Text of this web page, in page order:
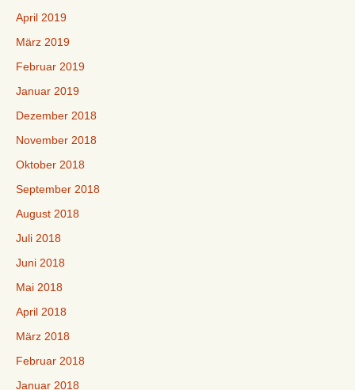
April 2019
März 2019
Februar 2019
Januar 2019
Dezember 2018
November 2018
Oktober 2018
September 2018
August 2018
Juli 2018
Juni 2018
Mai 2018
April 2018
März 2018
Februar 2018
Januar 2018